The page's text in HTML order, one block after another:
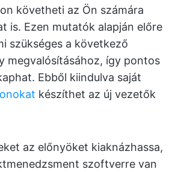
követheti az Ön számára
is. Ezen mutatók alapján előre
szükséges a következő
megvalósításához, így pontos
Ebből kiindulva saját
készíthet az új vezetők
az előnyöket kiaknázhassa,
szoftverre van